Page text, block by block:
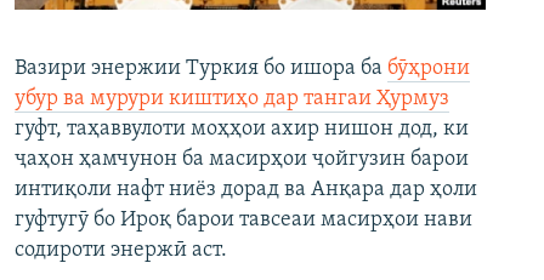
Вазири энержии Туркия бо ишора ба бӯҳрони
убур ва мурури киштиҳо дар тангаи Ҳурмуз
гуфт, таҳаввулоти моҳҳои ахир нишон дод, ки
ҷаҳон ҳамчунон ба масирҳои ҷойгузин барои
интиқоли нафт ниёз дорад ва Анқара дар ҳоли
гуфтугӯ бо Ироқ барои тавсеаи масирҳои нави
содироти энержӣ аст.